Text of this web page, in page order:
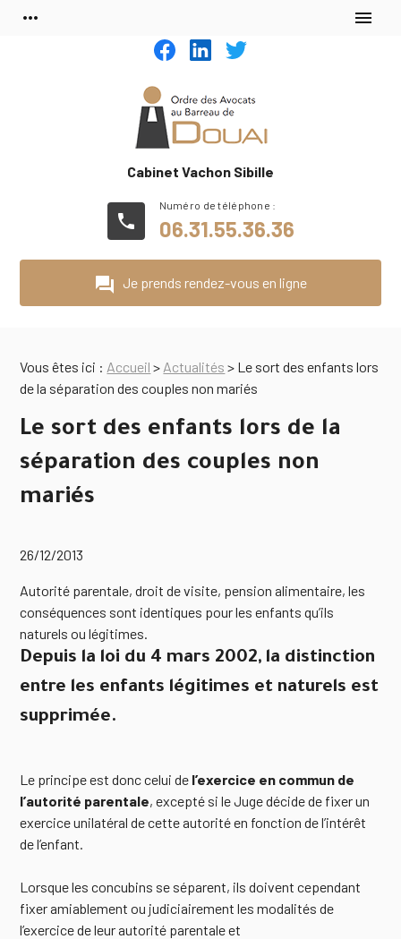
more_horiz menu
Cabinet Vachon Sibille
phone 06.31.55.36.36
question_answer Je prends rendez-vous en ligne
Vous êtes ici : Accueil > Actualités > Le sort des enfants lors
de la séparation des couples non mariés
Le sort des enfants lors de la
séparation des couples non
mariés
26/12/2013
Autorité parentale, droit de visite, pension alimentaire, les
conséquences sont identiques pour les enfants qu’ils
naturels ou légitimes.
Depuis la loi du 4 mars 2002, la distinction
entre les enfants légitimes et naturels est
supprimée.
Le principe est donc celui de l’exercice en commun de
l’autorité parentale, excepté si le Juge décide de fixer un
exercice unilatéral de cette autorité en fonction de l’intérêt
de l’enfant.
Lorsque les concubins se séparent, ils doivent cependant
fixer amiablement ou judiciairement les modalités de
l’exercice de leur autorité parentale et